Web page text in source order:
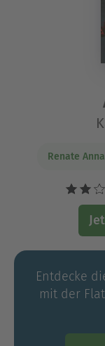
Renate
Entdecke
mit der